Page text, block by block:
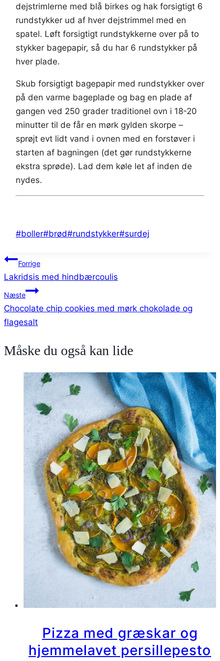
dejstrimlerne med blå birkes og hak forsigtigt 6
rundstykker ud af hver dejstrimmel med en
spatel. Løft forsigtigt rundstykkerne over på to
stykker bagepapir, så du har 6 rundstykker på
hver plade.
Skub forsigtigt bagepapir med rundstykker over
på den varme bageplade og bag en plade af
gangen ved 250 grader traditionel ovn i 18-20
minutter til de får en mørk gylden skorpe –
sprøjt evt lidt vand i ovnen med en forstøver i
starten af bagningen (det gør rundstykkerne
ekstra sprøde). Lad dem køle let af inden de
nydes.
Indlæg-
#boller#brød#rundstykker#surdej
Indlægsnavigation
Forrige
Lakridsis med hindbærcoulis
Næste
Chocolate chip cookies med mørk chokolade og
flagesalt
Måske du også kan lide
Pizza med græskar og
hjemmelavet persillepesto